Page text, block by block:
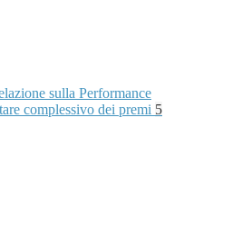
sulla Performance
complessivo dei premi 5